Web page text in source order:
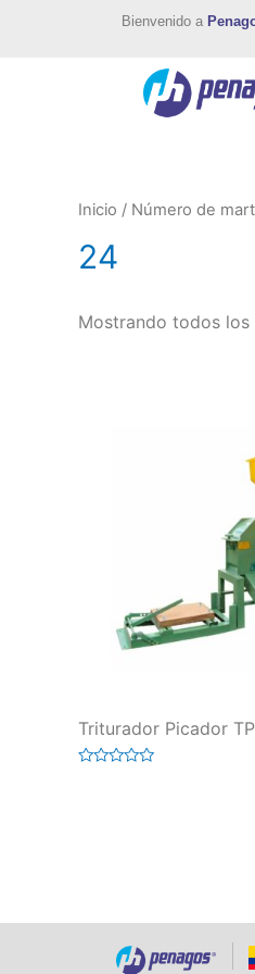
Bienvenido a
Inicio / Número de
24
Mostrando todos los
Triturador Picador